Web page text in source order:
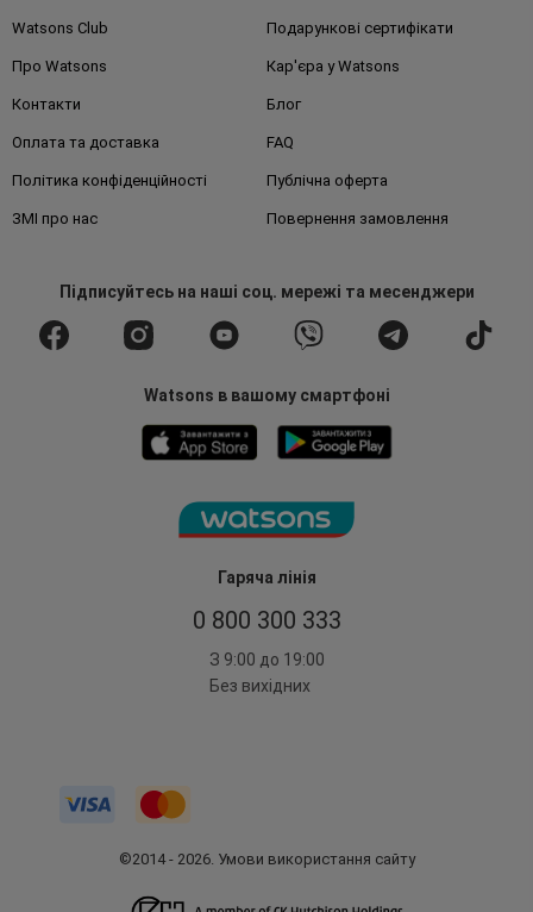
Гаряча лінія
0 800 300 333
З 9:00 до 19:00
Без вихідних
Watsons Club Подарункові сертифікати
Про Watsons Кар'єра у Watsons
Контакти Блог
Оплата та доставка FAQ
Політика конфіденційності Публічна оферта
ЗМІ про нас Повернення замовлення
Підписуйтесьна наші соц. мережі та месенджери
Watsons в вашому смартфоні
©2014 - 2026. Умови використання сайту